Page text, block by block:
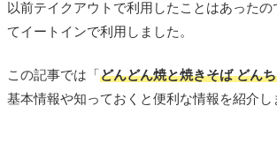
以前テイクアウトで利用したことはあった
てイートインで利用しました。
この記事では「 どんどん焼と焼きそば どん
基本情報や知っておくと便利な情報を紹介し